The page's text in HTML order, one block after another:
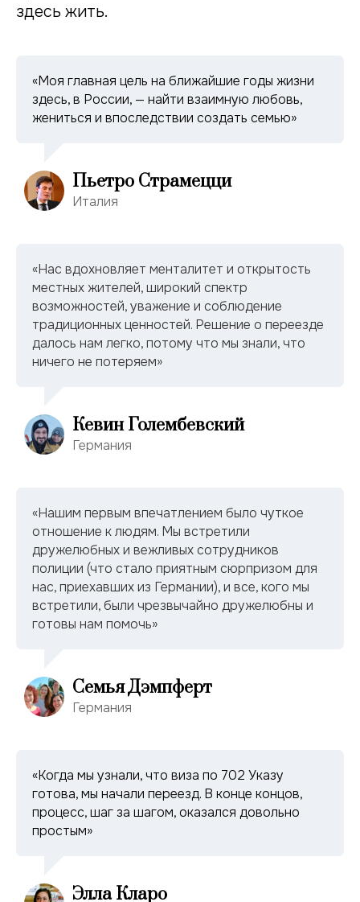
здесь жить.
«Моя главная цель на ближайшие годы жизни
здесь, в России, — найти взаимную любовь,
жениться и впоследствии создать семью»
Пьетро Страмецци
Италия
«Нас вдохновляет менталитет и открытость
местных жителей, широкий спектр
возможностей, уважение и соблюдение
традиционных ценностей. Решение о переезде
далось нам легко, потому что мы знали, что
ничего не потеряем»
Кевин Голембевский
Германия
«Нашим первым впечатлением было чуткое
отношение к людям. Мы встретили
дружелюбных и вежливых сотрудников
полиции (что стало приятным сюрпризом для
нас, приехавших из Германии), и все, кого мы
встретили, были чрезвычайно дружелюбны и
готовы нам помочь»
Семья Дэмпферт
Германия
«Когда мы узнали, что виза по 702 Указу
готова, мы начали переезд. В конце концов,
процесс, шаг за шагом, оказался довольно
простым»
Элла Кларо